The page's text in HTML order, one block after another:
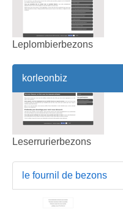
Leplombierbezons
korleonbiz
Leserrurierbezons
le fournil de bezons